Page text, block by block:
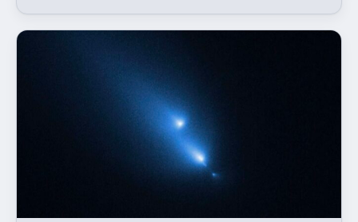
avancées récentes qui éclairent la recherche sur la